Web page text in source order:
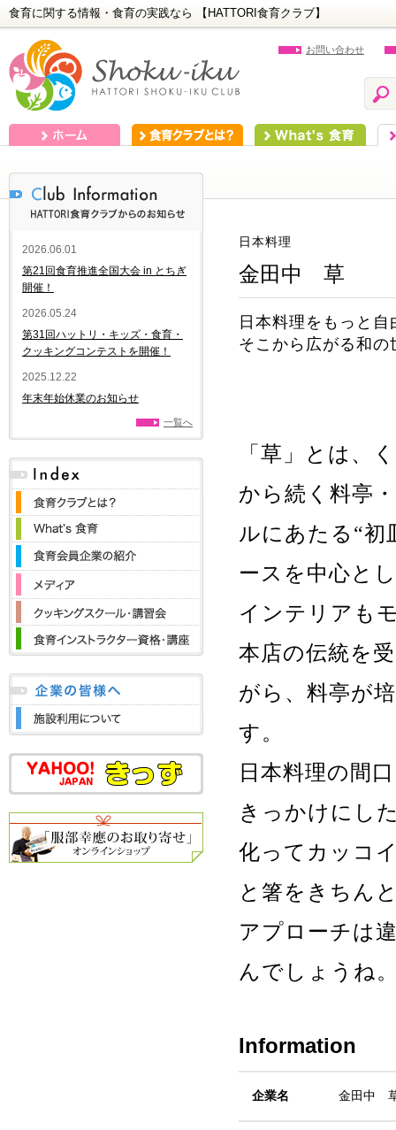
食育に関する情報・食育の実践なら 【HATTORI食育クラブ】
お問い合わせ
日本料理
金田中 草
日本料理をもっと自
そこから広がる和の
「草」とは、
から続く料亭
ルにあたる“初
ースを中心と
インテリアも
本店の伝統を
がら、料亭が
す。
日本料理の間
きっかけにし
化ってカッコ
と箸をきちん
アプローチは
んでしょうね
Information
企業名 金田中
2026.06.01
第21回食育推進全国大会 in とちぎ
開催！
2026.05.24
第31回ハットリ・キッズ・食育・
クッキングコンテストを開催！
2025.12.22
年末年始休業のお知らせ
一覧へ